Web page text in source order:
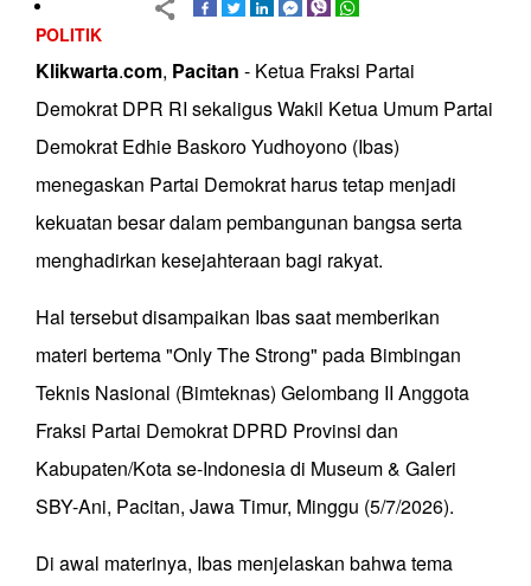
POLITIK
Klikwarta.com, Pacitan - Ketua Fraksi Partai
Demokrat DPR RI sekaligus Wakil Ketua Umum Partai
Demokrat Edhie Baskoro Yudhoyono (Ibas)
menegaskan Partai Demokrat harus tetap menjadi
kekuatan besar dalam pembangunan bangsa serta
menghadirkan kesejahteraan bagi rakyat.
Hal tersebut disampaikan Ibas saat memberikan
materi bertema "Only The Strong" pada Bimbingan
Teknis Nasional (Bimteknas) Gelombang II Anggota
Fraksi Partai Demokrat DPRD Provinsi dan
Kabupaten/Kota se-Indonesia di Museum & Galeri
SBY-Ani, Pacitan, Jawa Timur, Minggu (5/7/2026).
Di awal materinya, Ibas menjelaskan bahwa tema